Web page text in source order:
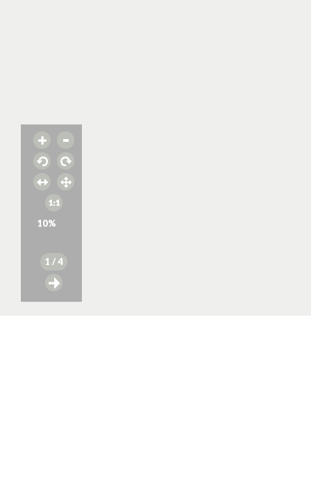
10%
1 / 4